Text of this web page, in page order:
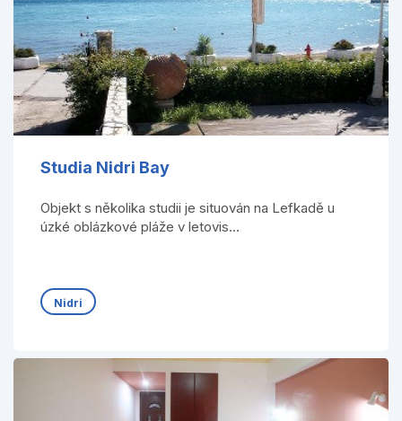
Studia Nidri Bay
Objekt s několika studii je situován na Lefkadě u
úzké oblázkové pláže v letovis...
Nidri